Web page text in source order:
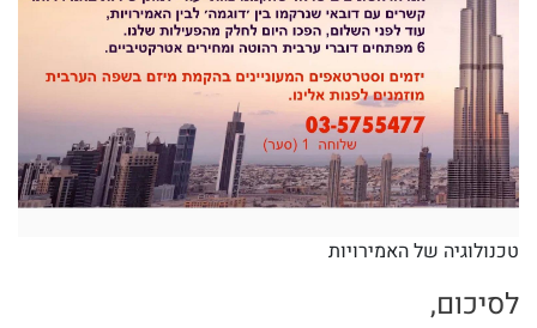
טכנולוגיה של האמירויות
לסיכום,